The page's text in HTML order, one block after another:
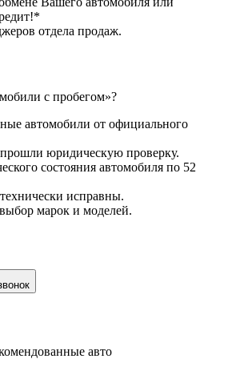
отдела продаж.
с пробегом»?
автомобили от официального
юридическую проверку.
состояния автомобиля по 52
исправны.
марок и моделей.
авто